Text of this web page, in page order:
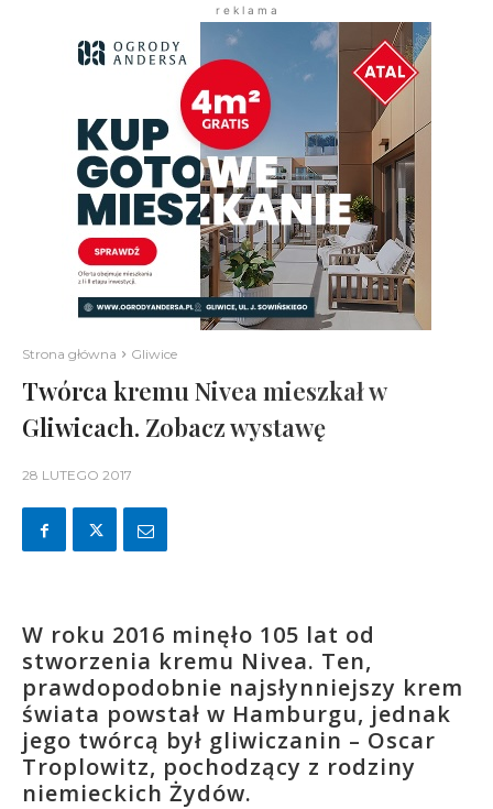
r e k l a m a
Strona główna Gliwice
Twórca kremu Nivea mieszkał w
Gliwicach. Zobacz wystawę
28 LUTEGO 2017
W roku 2016 minęło 105 lat od
stworzenia kremu Nivea. Ten,
prawdopodobnie najsłynniejszy krem
świata powstał w Hamburgu, jednak
jego twórcą był gliwiczanin – Oscar
Troplowitz, pochodzący z rodziny
niemieckich Żydów.